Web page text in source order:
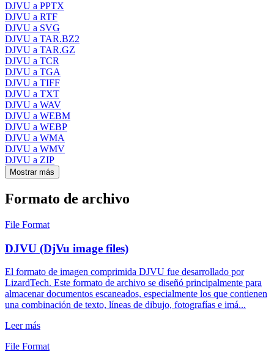
DJVU a PPTX
DJVU a RTF
DJVU a SVG
DJVU a TAR.BZ2
DJVU a TAR.GZ
DJVU a TCR
DJVU a TGA
DJVU a TIFF
DJVU a TXT
DJVU a WAV
DJVU a WEBM
DJVU a WEBP
DJVU a WMA
DJVU a WMV
DJVU a ZIP
Mostrar más
Formato de archivo
File Format
DJVU (DjVu image files)
El formato de imagen comprimida DJVU fue desarrollado por
LizardTech. Este formato de archivo se diseñó principalmente para
almacenar documentos escaneados, especialmente los que contienen
una combinación de texto, líneas de dibujo, fotografías e imá...
Leer más
File Format